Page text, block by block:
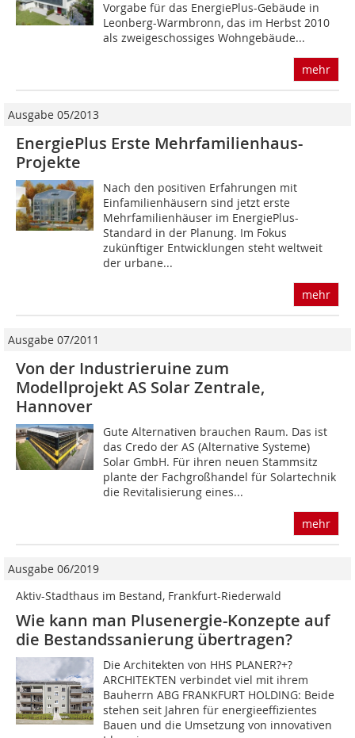
Vorgabe für das EnergiePlus-Gebäude in
Leonberg-Warmbronn, das im Herbst 2010
als zweigeschossiges Wohngebäude...
mehr
Ausgabe 05/2013
EnergiePlus Erste Mehrfamilienhaus-
Projekte
Nach den positiven Erfahrungen mit
Einfamilienhäusern sind jetzt erste
Mehrfamilienhäuser im EnergiePlus-
Standard in der Planung. Im Fokus
zukünftiger Entwicklungen steht weltweit
der urbane...
mehr
Ausgabe 07/2011
Von der Industrieruine zum
Modellprojekt AS Solar Zentrale,
Hannover
Gute Alternativen brauchen Raum. Das ist
das Credo der AS (Alternative Systeme)
Solar GmbH. Für ihren neuen Stammsitz
plante der Fachgroßhandel für Solartechnik
die Revitalisierung eines...
mehr
Ausgabe 06/2019
Aktiv-Stadthaus im Bestand, Frankfurt-Riederwald
Wie kann man Plusenergie-Konzepte auf
die Bestandssanierung übertragen?
Die Architekten von HHS PLANER?+?
ARCHITEKTEN verbindet viel mit ihrem
Bauherrn ABG FRANKFURT HOLDING: Beide
stehen seit Jahren für energieeffizientes
Bauen und die Umsetzung von innovativen